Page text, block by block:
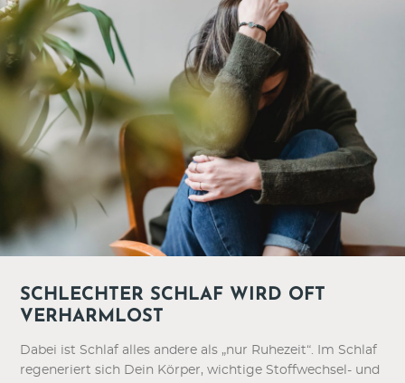
SCHLECHTER SCHLAF WIRD OFT
VERHARMLOST
Dabei ist Schlaf alles andere als „nur Ruhezeit“. Im Schlaf
regeneriert sich Dein Körper, wichtige Stoffwechsel- und